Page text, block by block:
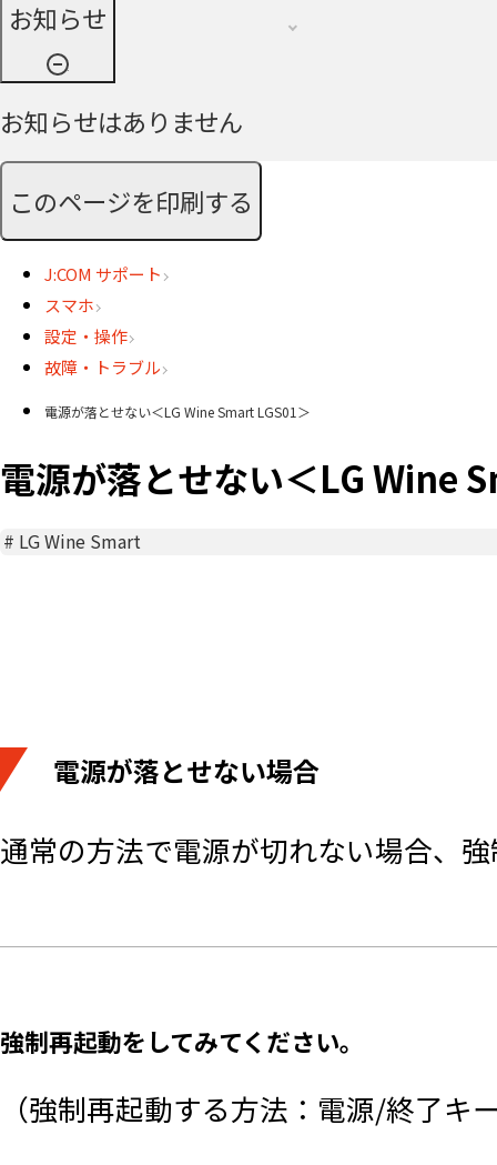
お知らせ
お知らせはありません
このページを印刷する
J:COM サポート
スマホ
設定・操作
故障・トラブル
電源が落とせない＜LG Wine Smart LGS01＞
電源が落とせない＜LG Wine
# LG Wine Smart
電源が落とせない場合
通常の方法で電源が切れない場合、
強制再起動をしてみてください。
（強制再起動する方法：電源/終了キ